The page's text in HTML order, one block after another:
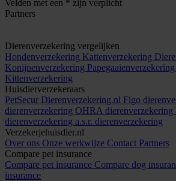
Velden met een * zijn verplicht
Partners
Dierenverzekering vergelijken
Hondenverzekering Kattenverzekering
Konijnenverzekering Papegaaienverzekering
Kittenverzekering
Huisdierverzekeraars
PetSecur Dierenverzekering.nl Figo
dierenverzekering OHRA dierenverzekering
dierenverzekering a.s.r. dierenverzekering
Verzekerjehuisdier.nl
Over ons Onze werkwijze Contact Partners
Compare pet insurance
Compare pet insurance Compare dog
insurance